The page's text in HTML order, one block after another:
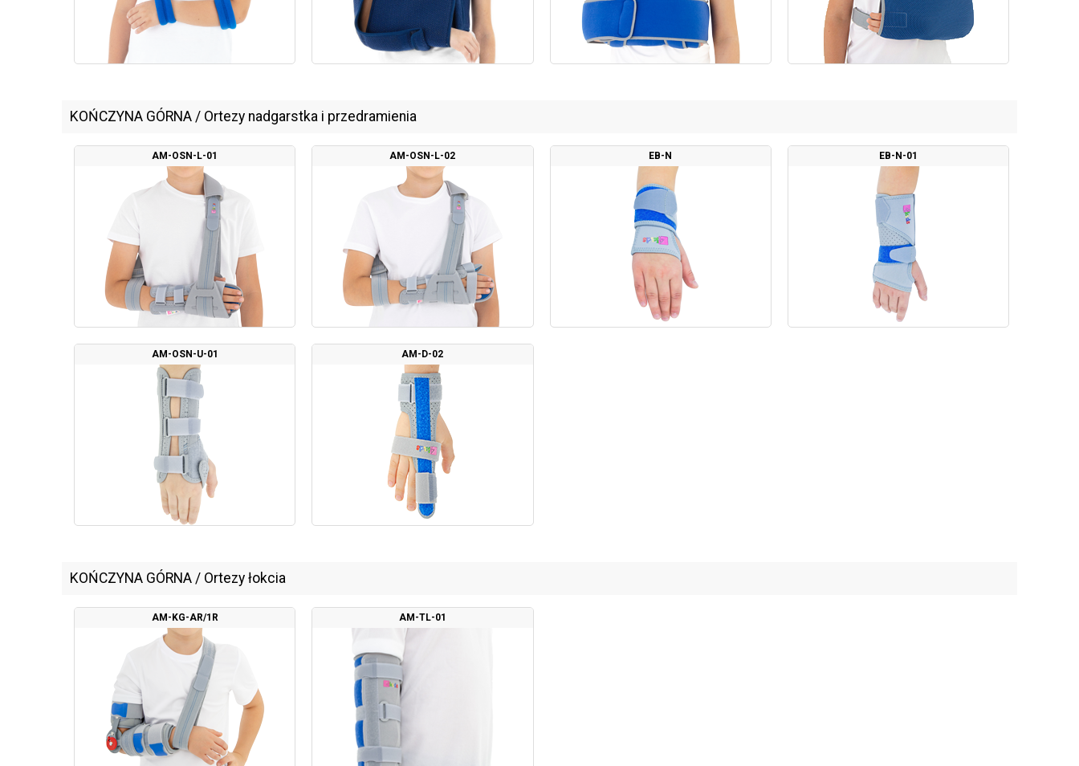
KOŃCZYNA GÓRNA / Ortezy nadgarstka i przedramienia
AM-OSN-L-01 AM-OSN-L-02 EB-N EB-N-01
AM-OSN-U-01 AM-D-02
KOŃCZYNA GÓRNA / Ortezy łokcia
AM-KG-AR/1R AM-TL-01